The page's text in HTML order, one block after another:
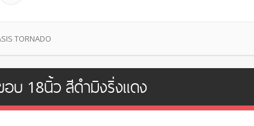
TORNADO
อบ 18นิ้ว สีดำมิงริ่งแดง